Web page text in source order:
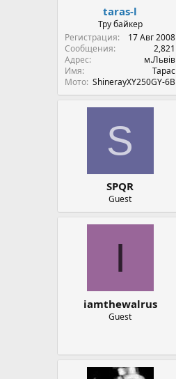
taras-l
Тру байкер
Регистрация
17 Авг 2008
Сообщения
2,821
Адрес
м.Львів
Имя
Тарас
Мото ShinerayXY250GY-6B
S
SPQR
Guest
I
iamthewalrus
Guest